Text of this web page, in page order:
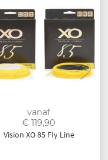
vanaf
€ 119,90
Vision XO 85 Fly Line